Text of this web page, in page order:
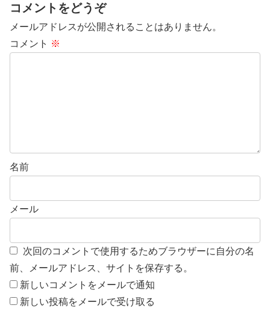
コメントをどうぞ
メールアドレスが公開されることはありません。
コメント ※
名前
メール
次回のコメントで使用するためブラウザーに自分の名
前、メールアドレス、サイトを保存する。
新しいコメントをメールで通知
新しい投稿をメールで受け取る